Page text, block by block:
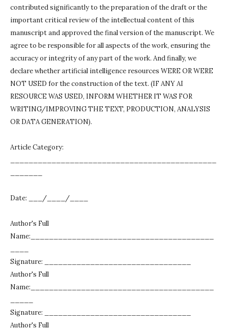
contributed significantly to the preparation of the draft or the
important critical review of the intellectual content of this
manuscript and approved the final version of the manuscript. We
agree to be responsible for all aspects of the work, ensuring the
accuracy or integrity of any part of the work. And finally, we
declare whether artificial intelligence resources WERE OR WERE
NOT USED for the construction of the text. (IF ANY AI
RESOURCE WAS USED, INFORM WHETHER IT WAS FOR
WRITING/IMPROVING THE TEXT, PRODUCTION, ANALYSIS
OR DATA GENERATION).
Article Category:
Date: ___/____/____
Author's Full
Name:________________________________________
Signature: ________________________________
Author's Full
Name:________________________________________
Signature: ________________________________
Author's Full